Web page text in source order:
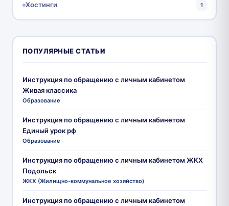
Хостинги 1
ПОПУЛЯРНЫЕ СТАТЬИ
Инструкция по обращению с личным кабинетом
Живая классика
Образование
Инструкция по обращению с личным кабинетом
Единый урок рф
Образование
Инструкция по обращению с личным кабинетом ЖКХ
Подольск
ЖКХ (Жилищно-коммунальное хозяйство)
Инструкция по обращению с личным кабинетом